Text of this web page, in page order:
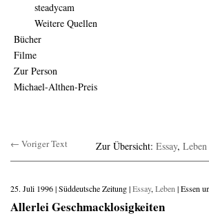
steadycam
Weitere Quellen
Bücher
Filme
Zur Person
Michael-Althen-Preis
← Voriger Text Zur Übersicht: Essay, Leben
25. Juli 1996 | Süddeutsche Zeitung |Essay, Leben | Essen
Allerlei Geschmacklosigkeiten